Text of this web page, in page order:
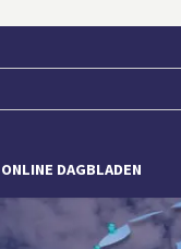
ONLINE DAGBLADEN